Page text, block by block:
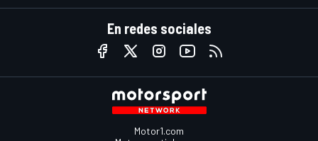
En redes sociales
Motor1.com